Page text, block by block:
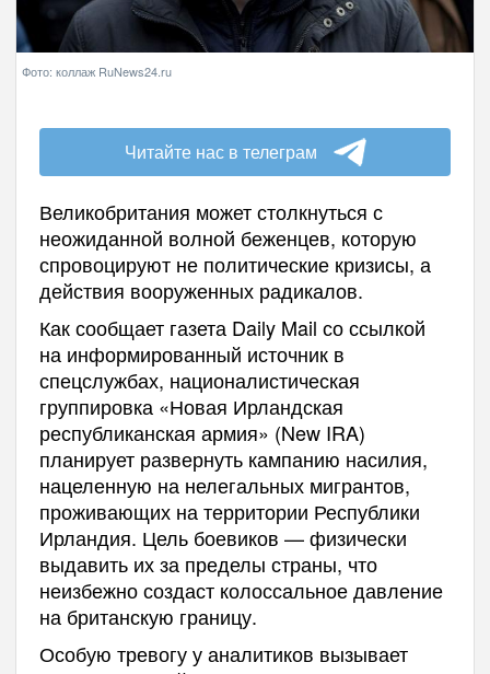
Фото: коллаж RuNews24.ru
Читайте нас в телеграм
Великобритания может столкнуться с
неожиданной волной беженцев, которую
спровоцируют не политические кризисы, а
действия вооруженных радикалов.
Как сообщает газета Daily Mail со ссылкой
на информированный источник в
спецслужбах, националистическая
группировка «Новая Ирландская
республиканская армия» (New IRA)
планирует развернуть кампанию насилия,
нацеленную на нелегальных мигрантов,
проживающих на территории Республики
Ирландия. Цель боевиков — физически
выдавить их за пределы страны, что
неизбежно создаст колоссальное давление
на британскую границу.
Особую тревогу у аналитиков вызывает